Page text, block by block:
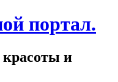
портал.
и